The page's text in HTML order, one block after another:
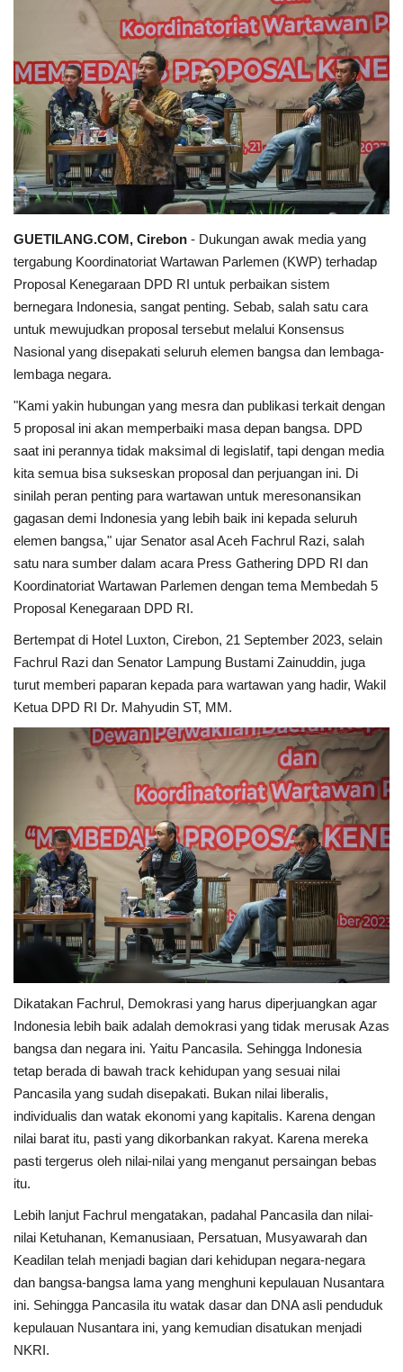
Kejahatan
Cybers Event
UMKM & Ekonomi Kreatif
Pekerja Migran Indonesia
Ekonomi
Pendidikan
Informasi Journalism
Olahraga
Kesehatan
Layanan Publik
Perempuan/Anak
GUETILANG.COM, Cirebon - Dukungan awak media yang
tergabung Koordinatoriat Wartawan Parlemen (KWP) terhadap
Proposal Kenegaraan DPD RI untuk perbaikan sistem
bernegara Indonesia, sangat penting. Sebab, salah satu cara
untuk mewujudkan proposal tersebut melalui Konsensus
Nasional yang disepakati seluruh elemen bangsa dan lembaga-
lembaga negara.
"Kami yakin hubungan yang mesra dan publikasi terkait dengan
5 proposal ini akan memperbaiki masa depan bangsa. DPD
saat ini perannya tidak maksimal di legislatif, tapi dengan media
kita semua bisa sukseskan proposal dan perjuangan ini. Di
sinilah peran penting para wartawan untuk meresonansikan
gagasan demi Indonesia yang lebih baik ini kepada seluruh
elemen bangsa," ujar Senator asal Aceh Fachrul Razi, salah
satu nara sumber dalam acara Press Gathering DPD RI dan
Koordinatoriat Wartawan Parlemen dengan tema Membedah 5
Proposal Kenegaraan DPD RI.
Bertempat di Hotel Luxton, Cirebon, 21 September 2023, selain
Fachrul Razi dan Senator Lampung Bustami Zainuddin, juga
turut memberi paparan kepada para wartawan yang hadir, Wakil
Ketua DPD RI Dr. Mahyudin ST, MM.
Dikatakan Fachrul, Demokrasi yang harus diperjuangkan agar
Indonesia lebih baik adalah demokrasi yang tidak merusak Azas
bangsa dan negara ini. Yaitu Pancasila. Sehingga Indonesia
tetap berada di bawah track kehidupan yang sesuai nilai
Pancasila yang sudah disepakati. Bukan nilai liberalis,
individualis dan watak ekonomi yang kapitalis. Karena dengan
nilai barat itu, pasti yang dikorbankan rakyat. Karena mereka
pasti tergerus oleh nilai-nilai yang menganut persaingan bebas
itu.
Lebih lanjut Fachrul mengatakan, padahal Pancasila dan nilai-
nilai Ketuhanan, Kemanusiaan, Persatuan, Musyawarah dan
Keadilan telah menjadi bagian dari kehidupan negara-negara
dan bangsa-bangsa lama yang menghuni kepulauan Nusantara
ini. Sehingga Pancasila itu watak dasar dan DNA asli penduduk
kepulauan Nusantara ini, yang kemudian disatukan menjadi
NKRI.